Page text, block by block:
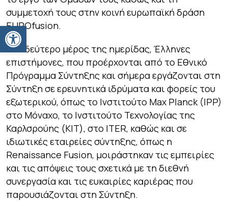
Ανοίξτε τη γραμμή εργαλείων
συμμετοχή τους στην κοινή ευρωπαϊκή δράση
EUROfusion.
Στο δεύτερο μέρος της ημερίδας, Έλληνες
επιστήμονες, που προέρχονται από το Εθνικό
Πρόγραμμα Σύντηξης και σήμερα εργάζονται στη
Σύντηξη σε ερευνητικά ιδρύματα και φορείς του
εξωτερικού, όπως το Ινστιτούτο Max Planck (IPP)
στο Μόναχο, το Ινστιτούτο Τεχνολογίας της
Καρλσρούης (ΚΙΤ), στο ITER, καθώς και σε
ιδιωτικές εταιρείες σύντηξης, όπως η
Renaissance Fusion, μοιράστηκαν τις εμπειρίες
και τις απόψεις τους σχετικά με τη διεθνή
συνεργασία και τις ευκαιρίες καριέρας που
παρουσιάζονται στη Σύντηξη.